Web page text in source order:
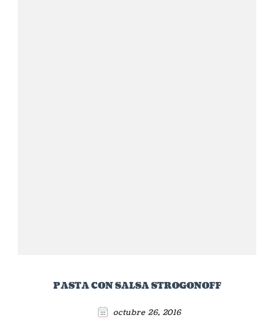
PASTA CON SALSA STROGONOFF
octubre 26, 2016